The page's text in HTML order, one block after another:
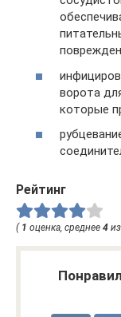
ворота
которые
Рейтинг
( 1 оценка, среднее 4 из